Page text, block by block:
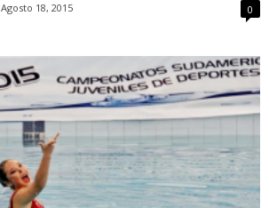
Agosto 18, 2015 0